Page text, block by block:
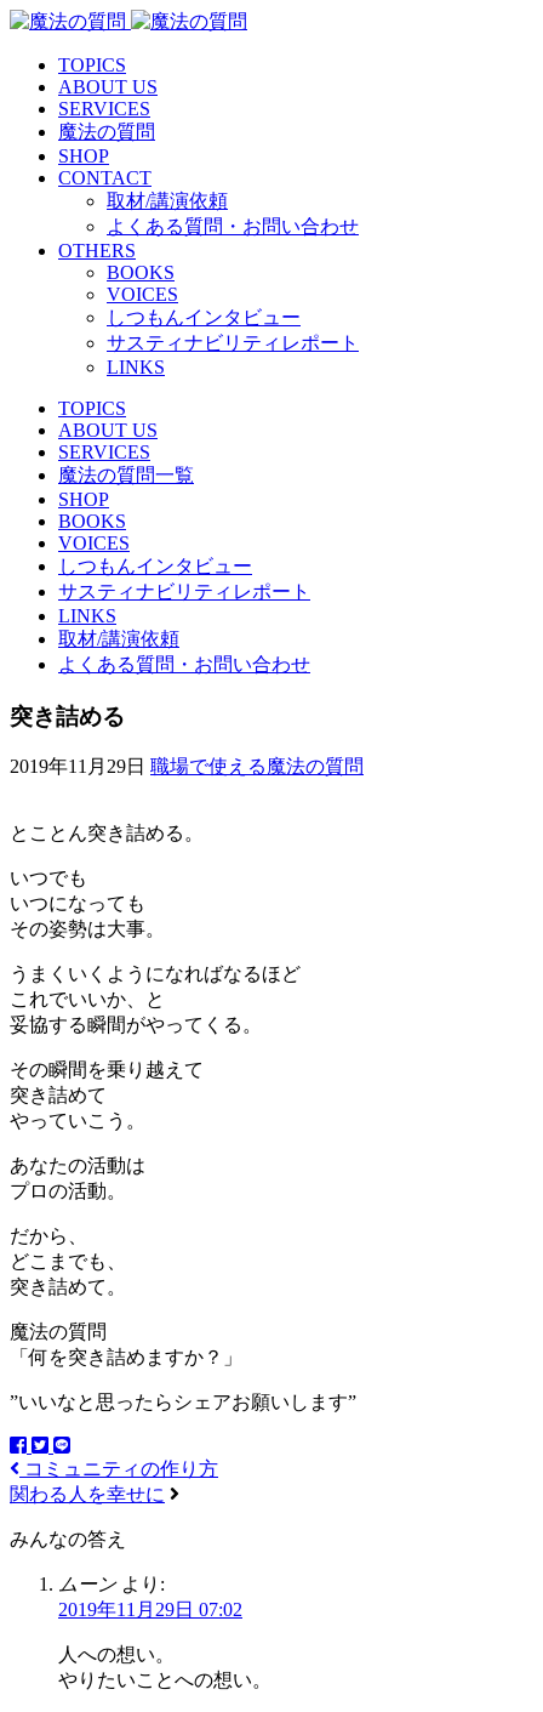
TOPICS
ABOUT US
SERVICES
魔法の質問
SHOP
CONTACT
取材/講演依頼
よくある質問・お問い合わせ
OTHERS
BOOKS
VOICES
しつもんインタビュー
サスティナビリティレポート
LINKS
TOPICS
ABOUT US
SERVICES
魔法の質問一覧
SHOP
BOOKS
VOICES
しつもんインタビュー
サスティナビリティレポート
LINKS
取材/講演依頼
よくある質問・お問い合わせ
突き詰める
2019年11月29日 職場で使える魔法の質問
とことん突き詰める。
いつでも
いつになっても
その姿勢は大事。
うまくいくようになればなるほど
これでいいか、と
妥協する瞬間がやってくる。
その瞬間を乗り越えて
突き詰めて
やっていこう。
あなたの活動は
プロの活動。
だから、
どこまでも、
突き詰めて。
魔法の質問
「何を突き詰めますか？」
”いいなと思ったらシェアお願いします”
コミュニティの作り方
関わる人を幸せに
みんなの答え
ムーン より:
2019年11月29日 07:02
人への想い。
やりたいことへの想い。